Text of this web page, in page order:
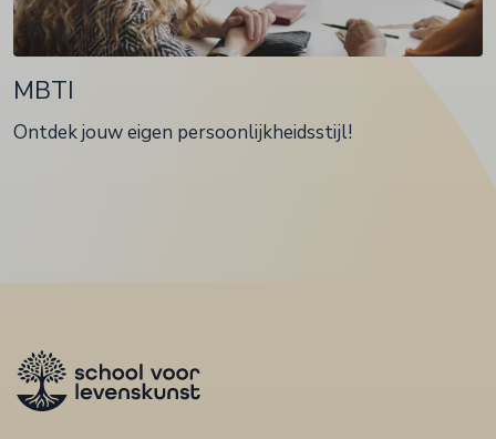
MBTI
Ontdek jouw eigen persoonlijkheidsstijl!